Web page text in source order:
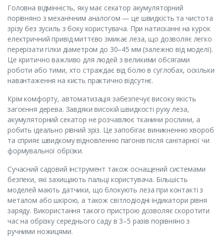
Головна відмінність, яку має секатор акумуляторний
порівняно з механічним аналогом — це швидкість та чистота
зрізу без зусиль з боку користувача. При натисканні на курок
електричний привід миттєво змикає леза, що дозволяє легко
перерізати гілки діаметром до 30–45 мм (залежно від моделі).
Це критично важливо для людей з великими обсягами
роботи або тими, хто страждає від болю в суглобах, оскільки
навантаження на кисть практично відсутнє.
Крім комфорту, автоматизація забезпечує високу якість
загоєння дерева. Завдяки високій швидкості руху леза,
акумуляторний секатор не розчавлює тканини рослини, а
робить ідеально рівний зріз. Це запобігає виникненню хвороб
та сприяє швидкому відновленню пагонів після санітарної чи
формувальної обрізки.
Сучасний садовий інструмент також оснащений системами
безпеки, які захищають пальці користувача. Більшість
моделей мають датчики, що блокують леза при контакті з
металом або шкірою, а також світлодіодні індикатори рівня
заряду. Використання такого пристрою дозволяє скоротити
час на обрізку середнього саду в 3–5 разів порівняно з
ручними ножицями.